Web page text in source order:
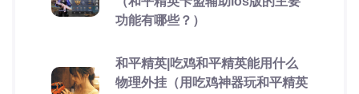
功能有哪些？）
和平精英|吃鸡和平精英能用什么
物理外挂（用吃鸡神器玩和平精英